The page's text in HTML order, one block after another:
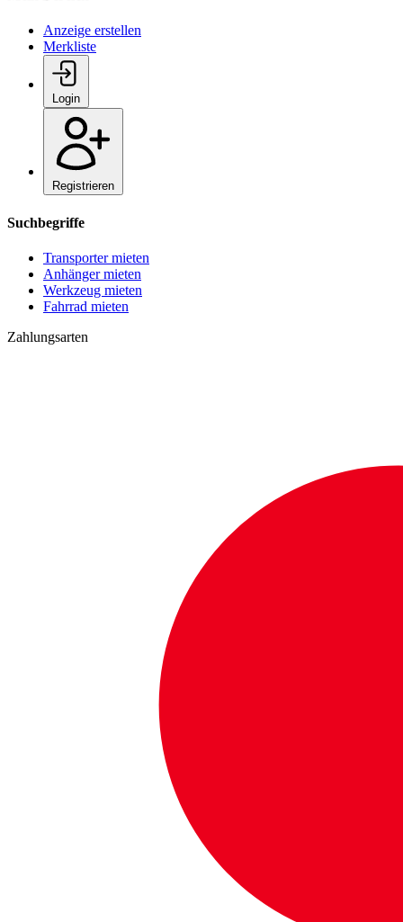
Anzeige erstellen
Merkliste
Login
Registrieren
Suchbegriffe
Transporter mieten
Anhänger mieten
Werkzeug mieten
Fahrrad mieten
Zahlungsarten